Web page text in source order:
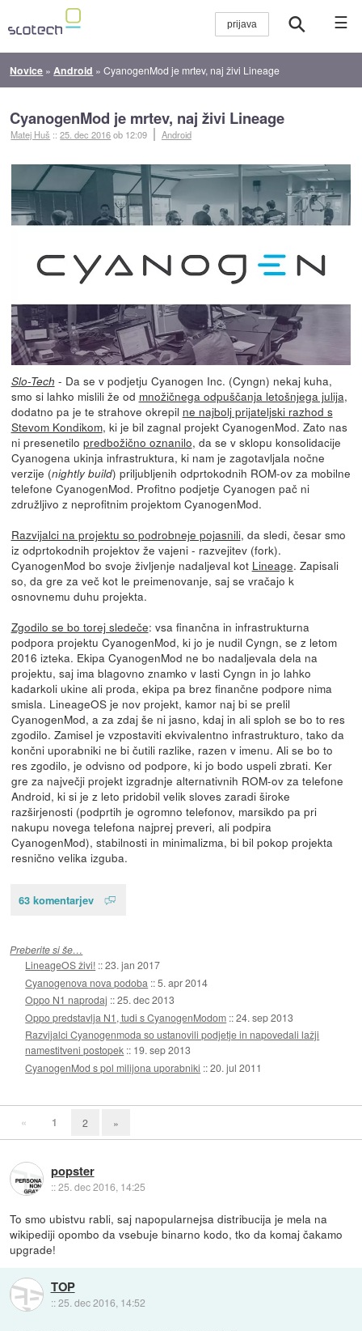
☰
Novice » Android »CyanogenMod je mrtev, naj živi Lineage
CyanogenMod je mrtev, naj živi Lineage
Matej Huš ::25. dec 2016ob 12:09 Android
Slo-Tech - Da se v podjetju Cyanogen Inc. (Cyngn) nekaj kuha,
smo si lahko mislili že od množičnega odpuščanja letošnjega julija,
dodatno pa je te strahove okrepil ne najbolj prijateljski razhod s
Stevom Kondikom, ki je bil zagnal projekt CyanogenMod. Zato nas
ni presenetilo predbožično oznanilo, da se v sklopu konsolidacije
Cyanogena ukinja infrastruktura, ki nam je zagotavljala nočne
verzije (nightly build) priljubljenih odprtokodnih ROM-ov za mobilne
telefone CyanogenMod. Profitno podjetje Cyanogen pač ni
združljivo z neprofitnim projektom CyanogenMod.
Razvijalci na projektu so podrobneje pojasnili, da sledi, česar smo
iz odprtokodnih projektov že vajeni - razvejitev (fork).
CyanogenMod bo svoje življenje nadaljeval kot Lineage. Zapisali
so, da gre za več kot le preimenovanje, saj se vračajo k
osnovnemu duhu projekta.
Zgodilo se bo torej sledeče: vsa finančna in infrastrukturna
podpora projektu CyanogenMod, ki jo je nudil Cyngn, se z letom
2016 izteka. Ekipa CyanogenMod ne bo nadaljevala dela na
projektu, saj ima blagovno znamko v lasti Cyngn in jo lahko
kadarkoli ukine ali proda, ekipa pa brez finančne podpore nima
smisla. LineageOS je nov projekt, kamor naj bi se prelil
CyanogenMod, a za zdaj še ni jasno, kdaj in ali sploh se bo to res
zgodilo. Zamisel je vzpostaviti ekvivalentno infrastrukturo, tako da
končni uporabniki ne bi čutili razlike, razen v imenu. Ali se bo to
res zgodilo, je odvisno od podpore, ki jo bodo uspeli zbrati. Ker
gre za največji projekt izgradnje alternativnih ROM-ov za telefone
Android, ki si je z leto pridobil velik sloves zaradi široke
razširjenosti (podprtih je ogromno telefonov, marsikdo pa pri
nakupu novega telefona najprej preveri, ali podpira
CyanogenMod), stabilnosti in minimalizma, bi bil pokop projekta
resnično velika izguba.
63 komentarjev
Preberite si še…
LineageOS živi! ::23. jan 2017
Cyanogenova nova podoba ::5. apr 2014
Oppo N1 naprodaj ::25. dec 2013
Oppo predstavlja N1, tudi s CyanogenModom ::24. sep 2013
Razvijalci Cyanogenmoda so ustanovili podjetje in napovedali lažji
namestitveni postopek :: 19. sep 2013
CyanogenMod s pol milijona uporabniki ::20. jul 2011
« 1 2 »
popster
::25. dec 2016, 14:25
To smo ubistvu rabli, saj napopularnejsa distribucija je mela na
wikipediji opombo da vsebuje binarno kodo, tko da komaj čakamo
upgrade!
TOP
::25. dec 2016, 14:52